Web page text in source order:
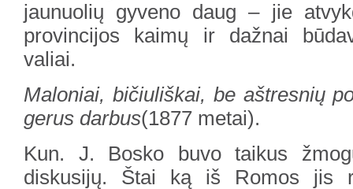
jaunuolių gyveno daug – jie
provincijos kaimų ir dažnai
valiai.
Maloniai, bičiuliškai, be aštresnių
gerus darbus(1877 metai).
Kun. J. Bosko buvo taikus
diskusijų. Štai ką iš Romos jis